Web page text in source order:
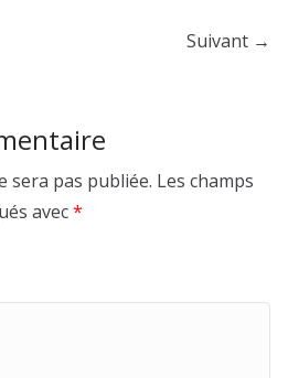
Suivant →
sera pas publiée. Les champs
avec*